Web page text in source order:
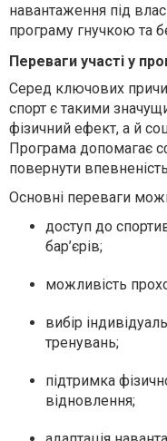
навантаження під
програму гнучкою та
Переваги участі у
Серед ключових
спорт є такими
фізичний ефект, а й
Програма допомагає
повернути
Основні переваги
доступ до
бар’єрів;
можливість
вибір
тренувань;
підтримка
відновлення;